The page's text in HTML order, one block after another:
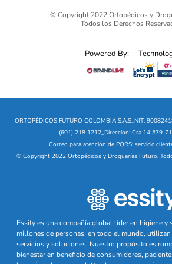
© Copyright 2022 Ortopédicos y
Todos los Derechos
Powered By:
ORTOPÉDICOS FUTURO COLOMBIA S.A.S_NIT:
(601) 218 1212_Dirección: Cra 14 #79-
Correo para atención de PQRS:
© Copyright 2022 Ortopédicos y Droguerías Futuro.
Essity es una compañía global líder en higiene y
millones de personas, en todo el mundo,
servicios y soluciones. Nuestro propósito es
bienestar en beneficio de consumidores,